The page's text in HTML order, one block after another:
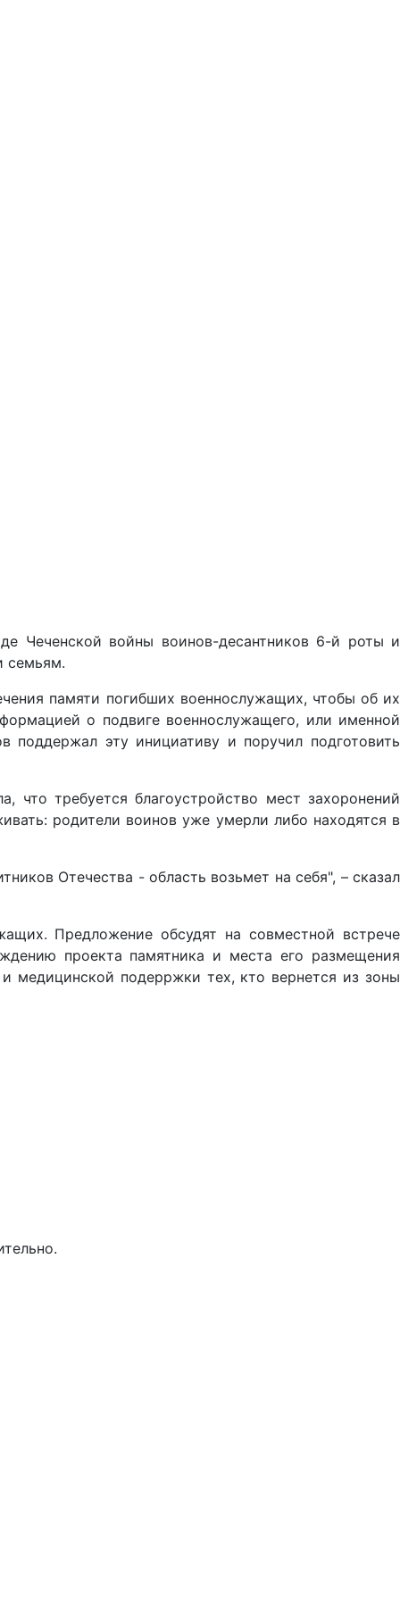
Чеченской войны воинов-десантников 6-й роты и
семьям.
памяти погибших военнослужащих, чтобы об их
о подвиге военнослужащего, или именной
эту инициативу и поручил подготовить
требуется благоустройство мест захоронений
родители воинов уже умерли либо находятся в
Отечества - область возьмет на себя", – сказал
Предложение обсудят на совместной встрече
проекта памятника и места его размещения
медицинской подерржки тех, кто вернется из зоны